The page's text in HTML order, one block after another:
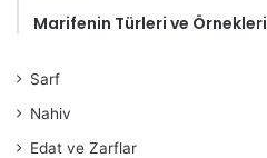
Marifenin Türleri ve Örnekleri
Sarf
Nahiv
Edat ve Zarflar